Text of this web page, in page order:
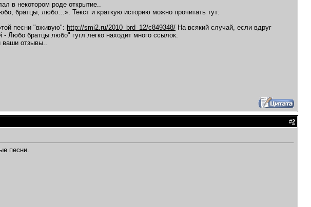
в некотором роде открытие..
братцы, любо…». Текст и краткую историю можно прочитать тут:
песни "вживую": http://smi2.ru/2010_brd_12/c849348/ На всякий случай, если вдруг
Любо братцы любо" гугл легко находит много ссылок.
ваши отзывы..
#2
песни.